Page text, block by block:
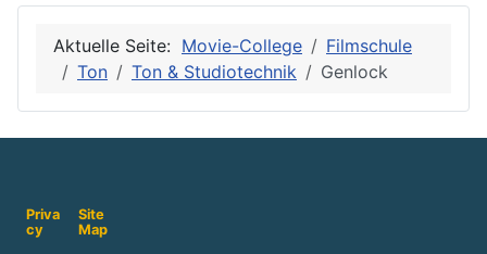
Aktuelle Seite: Movie-College
Filmschule
Ton
Ton & Studiotechnik Genlock
Priva
cy
Site
Map